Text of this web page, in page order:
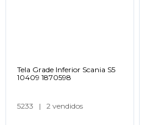
Tela Grade Inferior Scania S5
10409 1870598
5233 | 2 vendidos